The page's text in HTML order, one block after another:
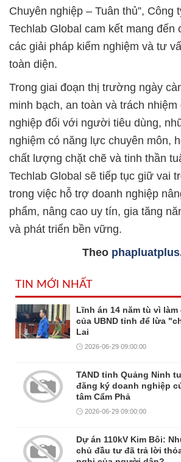
Chuyên nghiệp – Tuân thủ”, Công
Techlab Global cam kết mang đến
các giải pháp kiểm nghiệm và tư
toàn diện.
Trong giai đoạn thị trường ngày
minh bạch, an toàn và trách nhiệm
nghiệp đối với người tiêu dùng,
nghiệm có năng lực chuyên môn,
chất lượng chặt chẽ và tinh thần
Techlab Global sẽ tiếp tục giữ vai
trong việc hỗ trợ doanh nghiệp
phẩm, nâng cao uy tín, gia tăng
và phát triển bền vững.
Theo
TIN MỚI NHẤT
Lĩnh án 14 năm tù vì
của UBND tỉnh để lừa
Lai
2026-06-29 09:00:00
TAND tỉnh Quảng Ninh
đăng ký doanh nghiệp
tâm Cẩm Phả
2026-06-29 09:00:00
Dự án 110kV Kim Bôi:
chủ đầu tư đã trả lời